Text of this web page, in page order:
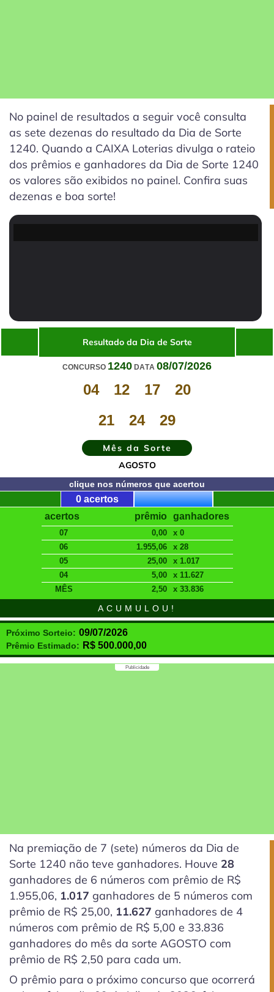
No painel de resultados a seguir você consulta
as sete dezenas do resultado da Dia de Sorte
1240. Quando a CAIXA Loterias divulga o rateio
dos prêmios e ganhadores da Dia de Sorte 1240
os valores são exibidos no painel. Confira suas
dezenas e boa sorte!
Resultado da Dia de Sorte
CONCURSO 1240 DATA 08/07/2026
04 12 17
20
21
24 29
Mês da Sorte
AGOSTO
clique nos números que acertou
0 acertos
acertos
07
06
05
04
MÊS
prêmio
0,00
1.955,06
25,00
5,00
2,50
ganhadores
x 0
x 28
x 1.017
x 11.627
x 33.836
ACUMULOU!
Próximo Sorteio: 09/07/2026
Prêmio Estimado: R$ 500.000,00
Publicidade
Na premiação de 7 (sete) números da Dia de
Sorte 1240 não teve ganhadores. Houve 28
ganhadores de 6 números com prêmio de R$
1.955,06, 1.017 ganhadores de 5 números com
prêmio de R$ 25,00, 11.627 ganhadores de 4
números com prêmio de R$ 5,00 e 33.836
ganhadores do mês da sorte AGOSTO com
prêmio de R$ 2,50 para cada um.
O prêmio para o próximo concurso que ocorrerá